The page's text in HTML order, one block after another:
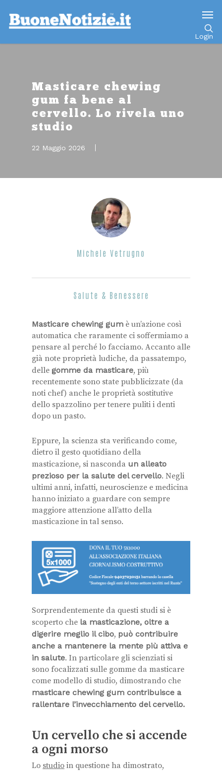
Login
Masticare chewing
gum fa bene al
cervello. Lo rivela uno
studio
22 Maggio 2026
Michele Vetrugno
Salute & Benessere
Masticare chewing gum è un’azione così
automatica che raramente ci soffermiamo a
pensare al perché lo facciamo. Accanto alle
già note proprietà ludiche, da passatempo,
delle gomme da masticare, più
recentemente sono state pubblicizzate (da
noti chef) anche le proprietà sostitutive
dello spazzolino per tenere puliti i denti
dopo un pasto.
Eppure, la scienza sta verificando come,
dietro il gesto quotidiano della
masticazione, si nasconda un alleato
prezioso per la salute del cervello. Negli
ultimi anni, infatti, neuroscienze e medicina
hanno iniziato a guardare con sempre
maggiore attenzione all’atto della
masticazione in tal senso.
Sorprendentemente da questi studi si è
scoperto che la masticazione, oltre a
digerire meglio il cibo, può contribuire
anche a mantenere la mente più attiva e
in salute. In particolare gli scienziati si
sono focalizzati sulle gomme da masticare
come modello di studio, dimostrando che
masticare chewing gum contribuisce a
rallentare l’invecchiamento del cervello.
Un cervello che si accende
a ogni morso
Lo studio in questione ha dimostrato,
Go to mobile version